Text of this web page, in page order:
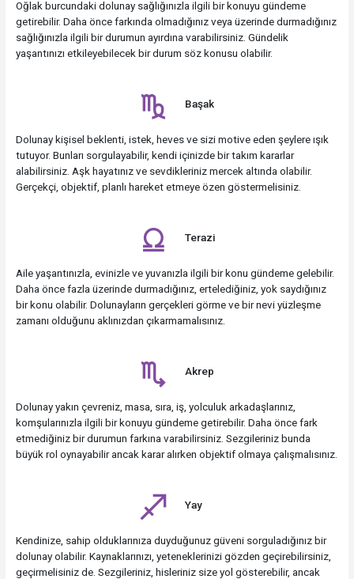
Oğlak burcundaki dolunay sağlığınızla ilgili bir konuyu gündeme
getirebilir. Daha önce farkında olmadığınız veya üzerinde durmadığınız
sağlığınızla ilgili bir durumun ayırdına varabilirsiniz. Gündelik
yaşantınızı etkileyebilecek bir durum söz konusu olabilir.
Başak
Dolunay kişisel beklenti, istek, heves ve sizi motive eden şeylere ışık
tutuyor. Bunları sorgulayabilir, kendi içinizde bir takım kararlar
alabilirsiniz. Aşk hayatınız ve sevdikleriniz mercek altında olabilir.
Gerçekçi, objektif, planlı hareket etmeye özen göstermelisiniz.
Terazi
Aile yaşantınızla, evinizle ve yuvanızla ilgili bir konu gündeme gelebilir.
Daha önce fazla üzerinde durmadığınız, ertelediğiniz, yok saydığınız
bir konu olabilir. Dolunayların gerçekleri görme ve bir nevi yüzleşme
zamanı olduğunu aklınızdan çıkarmamalısınız.
Akrep
Dolunay yakın çevreniz, masa, sıra, iş, yolculuk arkadaşlarınız,
komşularınızla ilgili bir konuyu gündeme getirebilir. Daha önce fark
etmediğiniz bir durumun farkına varabilirsiniz. Sezgileriniz bunda
büyük rol oynayabilir ancak karar alırken objektif olmaya çalışmalısınız.
Yay
Kendinize, sahip olduklarınıza duyduğunuz güveni sorguladığınız bir
dolunay olabilir. Kaynaklarınızı, yeteneklerinizi gözden geçirebilirsiniz,
geçirmelisiniz de. Sezgileriniz, hisleriniz size yol gösterebilir, ancak